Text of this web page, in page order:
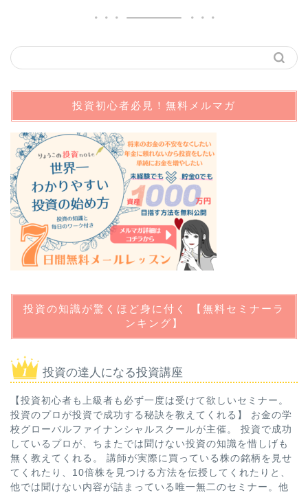
投資初心者必見！無料メルマガ
投資の知識が驚くほど身に付く 【無料セミナーラ
ンキング】
投資の達人になる投資講座
【投資初心者も上級者も必ず一度は受けて欲しいセミナー。
投資のプロが投資で成功する秘訣を教えてくれる】 お金の学
校グローバルファイナンシャルスクールが主催。 投資で成功
しているプロが、ちまたでは聞けない投資の知識を惜しげも
無く教えてくれる。 講師が実際に買っている株の銘柄を見せ
てくれたり、10倍株を見つける方法を伝授してくれたりと、
他では聞けない内容が詰まっている唯一無二のセミナー。他